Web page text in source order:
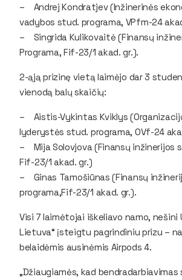
– Andrej Kondratjev (Inžinerinės
vadybos stud. programa, VPfm-24
– Singrida Kulikovaitė (Finansų
Programa, Fif-23/1 akad. gr.).
2-ąją prizinę vietą laimėjo dar 3
vienodą balų skaičių:
– Aistis-Vykintas Kviklys
lyderystės stud. programa, OVf-24
– Mija Solovjova (Finansų inžinerijos
Fif-23/1 akad. gr.)
– Ginas Tamošiūnas (Finansų
programa,Fif-23/1 akad. gr.).
Visi 7 laimėtojai iškeliavo namo, nešini
Lietuva“ įsteigtu pagrindiniu prizu –
belaidėmis ausinėmis Airpods 4.
„Džiaugiamės, kad bendradarbiavimas